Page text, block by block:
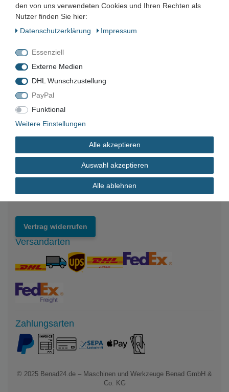
99625
Deutschland
Geschäftszeiten:Mo.–Fr. 7:00–16:00 Uhr
📞+49 3635 483304
✉️kontakt@benad24.de
Informationen
Kontakt
Versandkosten
Impressum
Widerrufsrecht
Vertrag widerrufen
Versandarten
Zahlungsarten
© 2025 Benad24.de – Maschinen und Werkzeuge Benad GmbH &
Co. KG
den von uns verwendeten Cookies und Ihren Rechten als
Nutzer finden Sie hier:
Daten­schutz­erklärung
Impressum
Essenziell
Externe Medien
DHL Wunschzustellung
PayPal
Funktional
Weitere Einstellungen
Alle akzeptieren
Auswahl akzeptieren
Alle ablehnen